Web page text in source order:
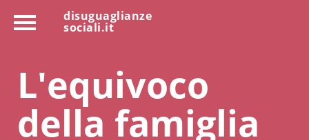
disuguaglianze
sociali.it
L'equivoco
della famiglia